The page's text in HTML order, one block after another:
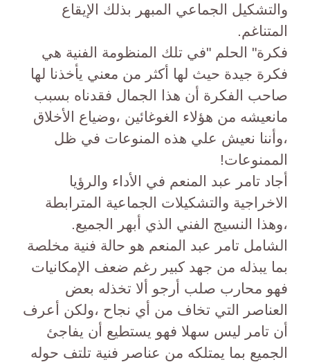
والتشكيل الجماعي المبهر بذلك الإيقاع
المتناغم.
فكرة" الحلم "في تلك المنظومة الفنية هي
فكرة جيدة حيث لها أكثر من معني يأخذنا لها
صاحب الفكرة أن هذا الجمال فقدناه بسبب
مانعيشه من هؤلاء الغوغائين ،وضياع الأخلاق
،وأننا نعيش علي هذه المنوعات في ظل
الممنوعات!
أجاد تامر عبد المنعم في الأداء والرؤيا
الاخراجية والتشكيلات الجماعية المترابطة
،وهذا النسيج الفني الذي أبهر الجميع.
الشامل تامر عبد المنعم هو حالة فنية مخلصة
بما يبذله من جهد كبير رغم ضعف الإمكانيات
فهو محارب صلب أرجو ألا تخذله بعض
العناصر التي تخاف من أي نجاح ،ولكن أعرف
أن تامر ليس سهلا فهو يستطيع أن يفاجئ
الجميع بما يمتلكه من عناصر فنية تلتف حوله